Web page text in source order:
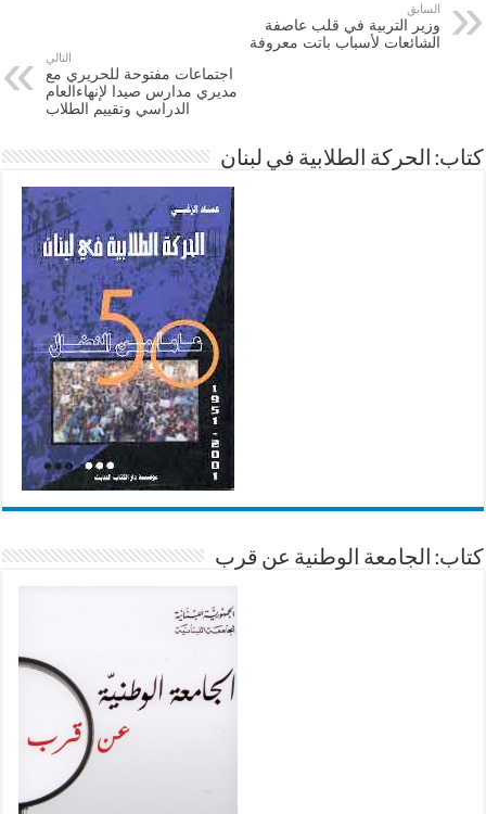
السابق
وزير التربية في قلب عاصفة
الشائعات لأسباب باتت معروفة
التالي
اجتماعات مفتوحة للحريري مع
مديري مدارس صيدا لإنهاءالعام
الدراسي وتقييم الطلاب
كتاب: الحركة الطلابية في لبنان
كتاب: الجامعة الوطنية عن قرب